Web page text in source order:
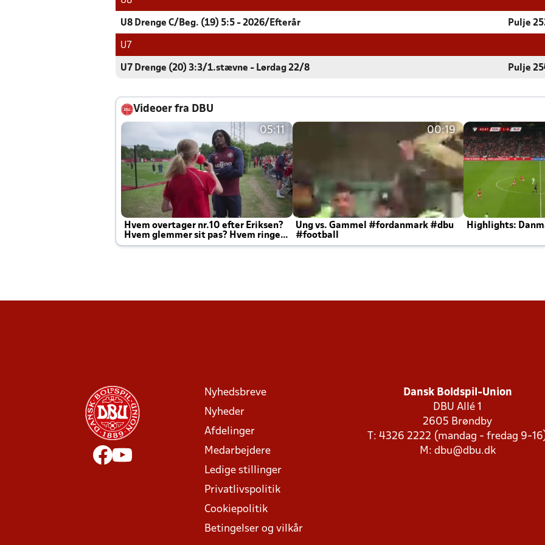
U8 Drenge C/Beg. (19) 5:5 - 2026/Efterår Pulje
U7
U7 Drenge (20) 3:3/1.stævne - Lørdag 22/8 Pulje
Videoer fra DBU
05:11
Hvem overtager nr.10 efter Eriksen?
Hvem glemmer sit pas? Hvem ringer
Joachim altid til efter kampe?
00:19
Ung vs. Gammel #fordanmark #dbu
#football
Highlights:
Nyhedsbreve
Nyheder
Afdelinger
Medarbejdere
Ledige stillinger
Privatlivspolitik
Cookiepolitik
Betingelser og vilkår
Dansk Boldspil-Union
DBU Allé 1
2605 Brøndby
T: 4326 2222 (mandag - fredag 9-
M: dbu@dbu.dk